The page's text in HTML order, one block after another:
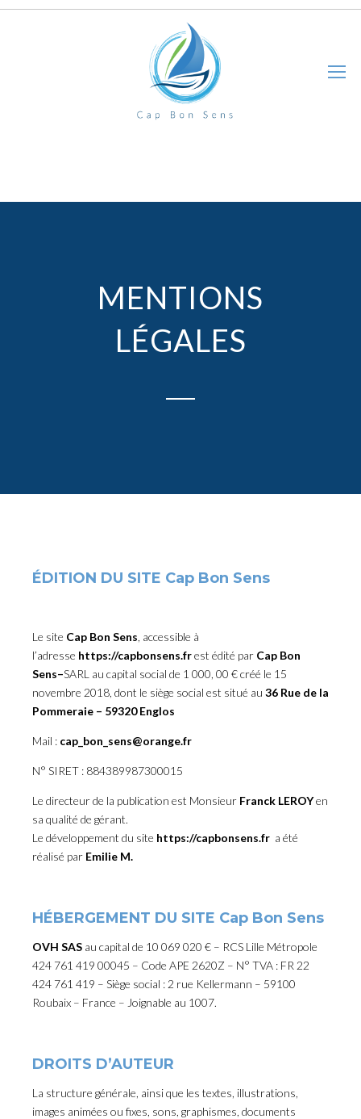
MENTIONS
LÉGALES
ÉDITION DU SITE Cap Bon Sens
Le site Cap Bon Sens, accessible à
l’adresse https://capbonsens.frest édité par Cap Bon
Sens–SARL au capital social de 1 000, 00 € créé le 15
novembre 2018, dont le siège social est situé au 36 Rue de la
Pommeraie – 59320 Englos
Mail : cap_bon_sens@orange.fr
N° SIRET : 884389987300015
Le directeur de la publication est Monsieur Franck LEROYen
sa qualité de gérant.
Le développement du site https://capbonsens.fr a été
réalisé par Emilie M.
HÉBERGEMENT DU SITE Cap Bon Sens
OVH SAS au capital de 10 069 020 € – RCS Lille Métropole
424 761 419 00045 – Code APE 2620Z – N° TVA : FR 22
424 761 419 – Siège social : 2 rue Kellermann – 59100
Roubaix – France – Joignable au 1007.
DROITS D’AUTEUR
La structure générale, ainsi que les textes, illustrations,
images animées ou fixes, sons, graphismes, documents